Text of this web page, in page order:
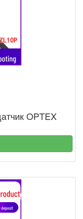
OPTEX